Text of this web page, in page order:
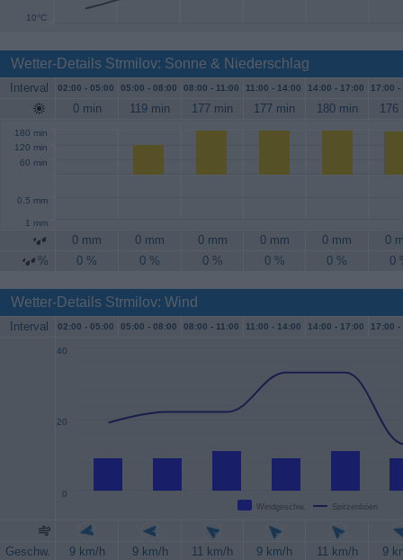
10°C
Wetter-Details Strmilov: Sonne & Niederschlag
Interval 02:00 - 05:00 05:00 - 08:00 08:00 - 11:00 11:00 - 14:00 14:00 - 17:00 17:00 -
0 min 119 min 177 min 177 min 180 min 176
60 min
120 min
180 min
0.5 mm
1 mm
0 mm 0 mm 0 mm 0 mm 0 mm
0
%
0 % 0 % 0 % 0 % 0 % 0
Wetter-Details Strmilov: Wind
Interval 02:00 - 05:00 05:00 - 08:00 08:00 - 11:00 11:00 - 14:00 14:00 - 17:00 17:00 -
Windgeschw. Spitzenböen
0
20
40
Geschw. 9 km/h 9 km/h 11 km/h 9 km/h 11 km/h
9